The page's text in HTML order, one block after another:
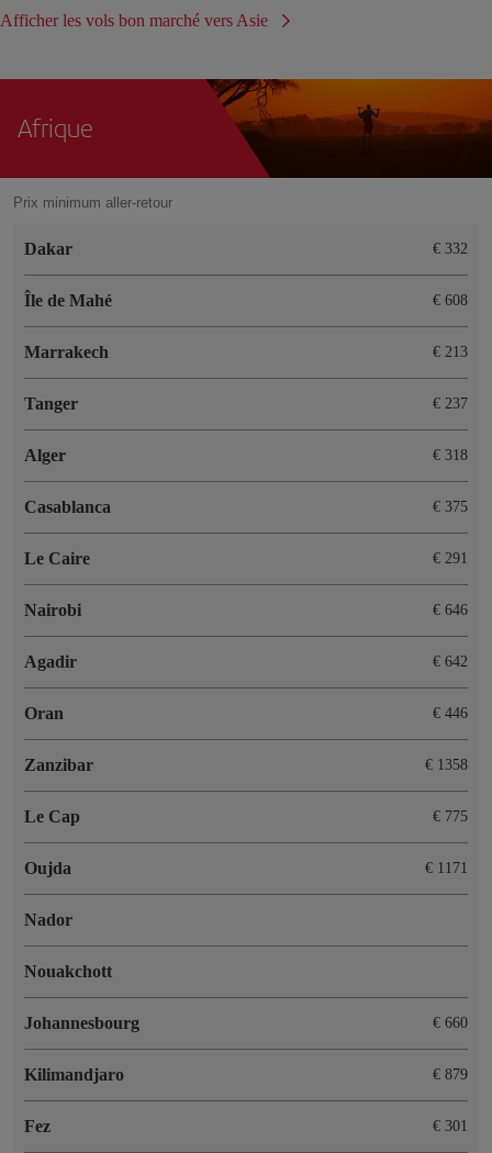
Afficher les vols bon marché vers Asie
Afrique
Prix minimum aller-retour
Dakar € 332
Île de Mahé € 608
Marrakech € 213
Tanger € 237
Alger € 318
Casablanca € 375
Le Caire € 291
Nairobi € 646
Agadir € 642
Oran € 446
Zanzibar € 1358
Le Cap € 775
Oujda € 1171
Nador
Nouakchott
Johannesbourg € 660
Kilimandjaro € 879
Fez € 301